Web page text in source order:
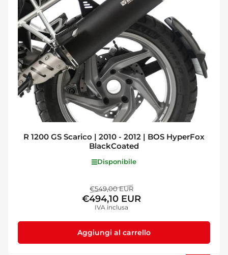
R 1200 GS Scarico | 2010 - 2012 | BOS HyperFox
BlackCoated
Disponibile
Prezzo
standard
€549,00 EURPrezzo
di
€494,10 EUR
IVA inclusa
Aggiungi al carrello